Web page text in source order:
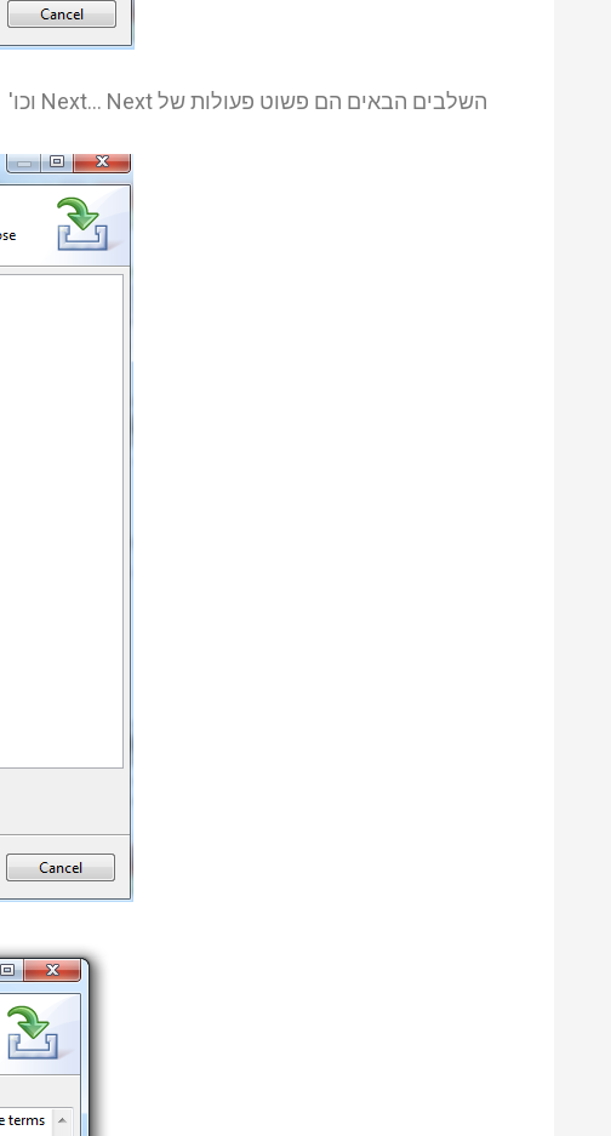
השלבים הבאים הם פשוט פעולות של Next… Next וכו'